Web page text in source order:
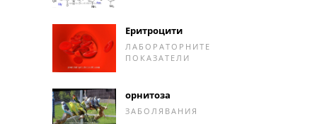
Еритроцити
ЛАБОРАТОРНИТЕ
ПОКАЗАТЕЛИ
орнитоза
ЗАБОЛЯВАНИЯ